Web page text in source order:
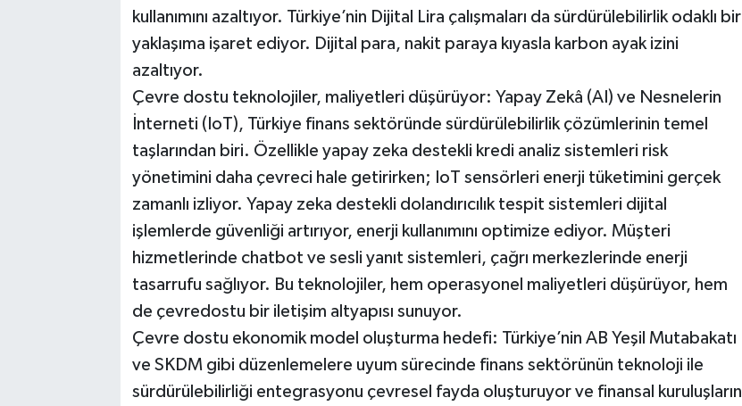
kullanımını azaltıyor. Türkiye’nin Dijital Lira çalışmaları da sürdürülebilirlik odaklı bir
yaklaşıma işaret ediyor. Dijital para, nakit paraya kıyasla karbon ayak izini
azaltıyor.
Çevre dostu teknolojiler, maliyetleri düşürüyor: Yapay Zekâ (AI) ve Nesnelerin
İnterneti (IoT), Türkiye finans sektöründe sürdürülebilirlik çözümlerinin temel
taşlarından biri. Özellikle yapay zeka destekli kredi analiz sistemleri risk
yönetimini daha çevreci hale getirirken; IoT sensörleri enerji tüketimini gerçek
zamanlı izliyor. Yapay zeka destekli dolandırıcılık tespit sistemleri dijital
işlemlerde güvenliği artırıyor, enerji kullanımını optimize ediyor. Müşteri
hizmetlerinde chatbot ve sesli yanıt sistemleri, çağrı merkezlerinde enerji
tasarrufu sağlıyor. Bu teknolojiler, hem operasyonel maliyetleri düşürüyor, hem
de çevredostu bir iletişim altyapısı sunuyor.
Çevre dostu ekonomik model oluşturma hedefi: Türkiye’nin AB Yeşil Mutabakatı
ve SKDM gibi düzenlemelere uyum sürecinde finans sektörünün teknoloji ile
sürdürülebilirliği entegrasyonu çevresel fayda oluşturuyor ve finansal kuruluşların